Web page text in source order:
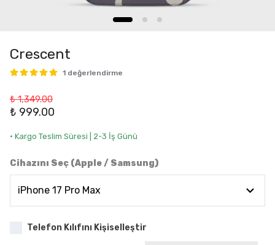
Crescent
1 değerlendirme
₺ 1,349.00
₺ 999.00
• Kargo Teslim Süresi | 2-3 İş Günü
Cihazını Seç (Apple / Samsung)
Telefon Kılıfını Kişiselleştir